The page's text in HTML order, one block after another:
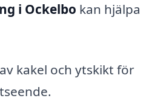
i Ockelbo kan hjälpa
kakel och ytskikt för